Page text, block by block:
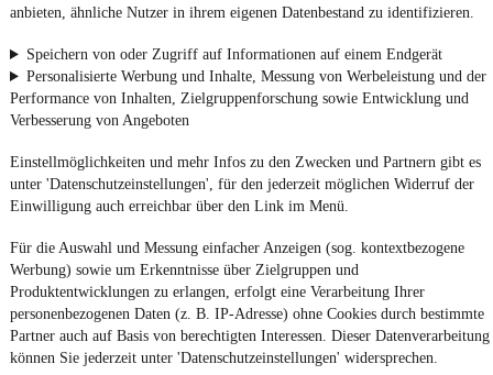
anbieten, ähnliche Nutzer in ihrem eigenen Datenbestand zu identifizieren.
Speichern von oder Zugriff auf Informationen auf einem Endgerät
Personalisierte Werbung und Inhalte, Messung von Werbeleistung und der
Performance von Inhalten, Zielgruppenforschung sowie Entwicklung und
Verbesserung von Angeboten
Einstellmöglichkeiten und mehr Infos zu den Zwecken und Partnern gibt es
unter 'Datenschutzeinstellungen', für den jederzeit möglichen Widerruf der
Einwilligung auch erreichbar über den Link im Menü.
Für die Auswahl und Messung einfacher Anzeigen (sog. kontextbezogene
Werbung) sowie um Erkenntnisse über Zielgruppen und
Produktentwicklungen zu erlangen, erfolgt eine Verarbeitung Ihrer
personenbezogenen Daten (z. B. IP-Adresse) ohne Cookies durch bestimmte
Partner auch auf Basis von berechtigten Interessen. Dieser Datenverarbeitung
können Sie jederzeit unter 'Datenschutzeinstellungen' widersprechen.